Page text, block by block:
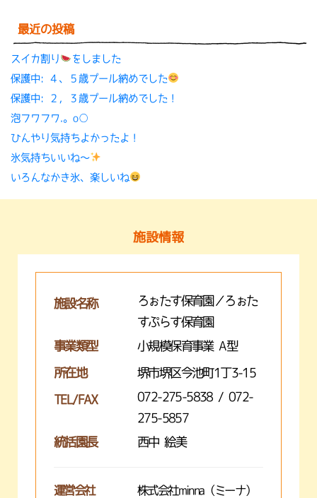
最近の投稿
スイカ割り
をしました
保護中: ４、５歳プール納めでした
保護中: ２，３歳プール納めでした！
泡フワフワ.。o○
ひんやり気持ちよかったよ！
氷気持ちいいね〜
いろんなかき氷、楽しいね
施設情報
施設名称
ろぉたす保育園／ろぉた
すぷらす保育園
事業類型
小規模保育事業 A型
所在地 堺市堺区今池町1丁3-15
TEL/FAX
072-275-5838 / 072-
275-5857
統括園長
西中 絵美
運営会社 株式会社minna（ミーナ）